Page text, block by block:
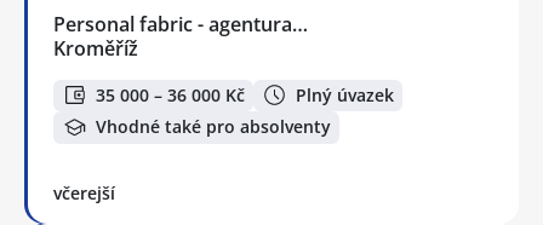
Personal fabric - agentura…
Kroměříž
35 000 – 36 000 Kč
Plný úvazek
Vhodné také pro absolventy
včerejší